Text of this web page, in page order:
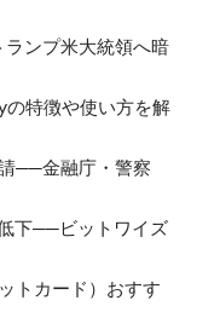
ンプ米大統領へ暗
特徴や使い方を解
──金融庁・警察
下──ビットワイズ
トカード）おすす